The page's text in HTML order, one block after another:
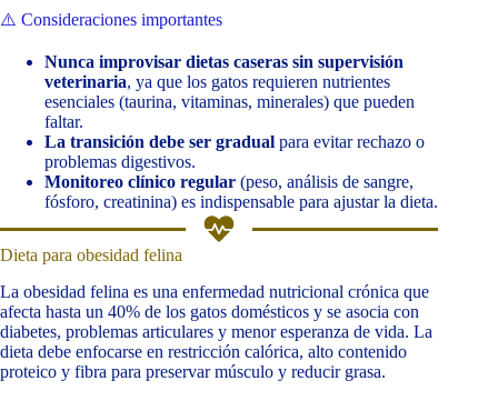
⚠️ Consideraciones importantes
Nunca improvisar dietas caseras sin supervisión
veterinaria, ya que los gatos requieren nutrientes
esenciales (taurina, vitaminas, minerales) que pueden
faltar.
La transición debe ser gradual para evitar rechazo o
problemas digestivos.
Monitoreo clínico regular (peso, análisis de sangre,
fósforo, creatinina) es indispensable para ajustar la dieta.
Dieta para obesidad felina
La obesidad felina es una enfermedad nutricional crónica que
afecta hasta un 40% de los gatos domésticos y se asocia con
diabetes, problemas articulares y menor esperanza de vida. La
dieta debe enfocarse en restricción calórica, alto contenido
proteico y fibra para preservar músculo y reducir grasa.